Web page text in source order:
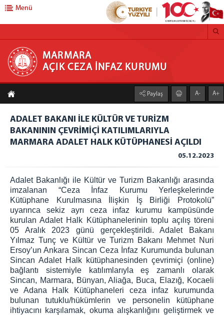
MARMARA AÇIK CEZA İNFAZ KURUMU
Anasayfa
Kurumumuz
Faaliyet Alanı
Duruşma Salonu
Çamaşırhane
Isı Merkezi
Galeri
Açık C.İ.K
Ziyaret Kabul
Genel Mutfak
Duruşma Salonu
Marmara Ceza İnfaz Kurumları Devlet Hastanesi
Kampüs Fatih İlk Öğretim Okulu
Araç Sevk Amirliği
Isı Merkezi
Menü
MARMARA
AÇIK CEZA İNFAZ KURUMU
Paylaş A- A+
ADALET BAKANI İLE KÜLTÜR VE TURİZM
BAKANININ ÇEVRİMİÇİ KATILIMLARIYLA
MARMARA ADALET HALK KÜTÜPHANESİ AÇILDI
05.12.2023
Adalet Bakanlığı ile Kültür ve Turizm Bakanlığı arasında
imzalanan “Ceza İnfaz Kurumu Yerleşkelerinde
Kütüphane Kurulmasına İlişkin İş Birliği Protokolü”
uyarınca sekiz ayrı ceza infaz kurumu kampüsünde
kurulan Adalet Halk Kütüphanelerinin toplu açılış töreni
05 Aralık 2023 günü gerçekleştirildi. Adalet Bakanı
Yılmaz Tunç ve Kültür ve Turizm Bakanı Mehmet Nuri
Ersoy’un Ankara Sincan Ceza İnfaz Kurumunda bulunan
Sincan Adalet Halk kütüphanesinden çevrimiçi (online)
bağlantı sistemiyle katılımlarıyla eş zamanlı olarak
Sincan, Marmara, Bünyan, Aliağa, Buca, Elazığ, Kocaeli
ve Adana Halk Kütüphaneleri ceza infaz kurumunda
bulunan tutuklu/hükümlerin ve personelin kütüphane
ihtiyacını karşılamak, okuma alışkanlığını geliştirmek ve